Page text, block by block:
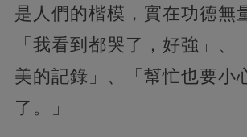
是人們的楷模，實在功德無
「我看到都哭了，好強」、
美的記錄」、「幫忙也要小
了。」